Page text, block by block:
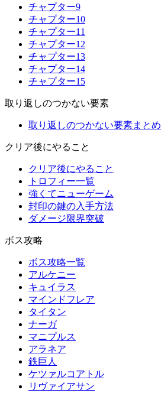
チャプター9
チャプター10
チャプター11
チャプター12
チャプター13
チャプター14
チャプター15
取り返しのつかない要素
取り返しのつかない要素まとめ
クリア後にやること
クリア後にやること
トロフィー一覧
強くてニューゲーム
封印の鍵の入手方法
ダメージ限界突破
ボス攻略
ボス攻略一覧
アルケニー
キュイラス
マインドフレア
タイタン
ナーガ
マニプルス
アラネア
鉄巨人
ケツァルコアトル
リヴァイアサン